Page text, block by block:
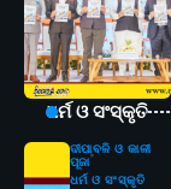
ଧର୍ମ ଓ ସଂସ୍କୃତି
ଦୀପାବଳି ଓ କାଳୀ
ପୂଜା
ଧର୍ମ ଓ ସଂସ୍କୃତି